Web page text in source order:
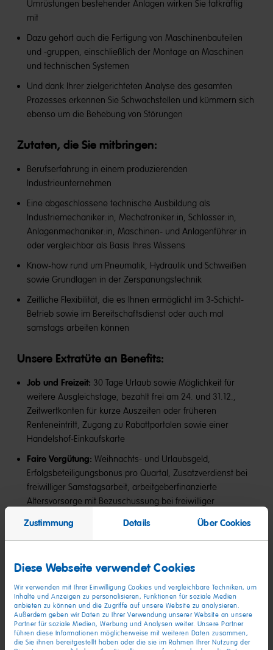
Zustimmung Details Über Cookies
Diese Webseite verwendet Cookies
Wir verwenden mit Ihrer Einwilligung Cookies und vergleichbare Techniken, um
Inhalte und Anzeigen zu personalisieren, Funktionen für soziale Medien
anbieten zu können und die Zugriffe auf unsere Website zu analysieren.
Außerdem geben wir Daten zu Ihrer Verwendung unserer Website an unsere
Partner für soziale Medien, Werbung und Analysen weiter. Unsere Partner
führen diese Informationen möglicherweise mit weiteren Daten zusammen,
die Sie ihnen bereitgestellt haben oder die sie im Rahmen Ihrer Nutzung der
Umrüstungen bestehender Anlagen wirken Sie tatkräftig
mit
Dazu gehört auch die Fertigung von Maschinenbauteilen
und -gruppen, einschließlich der Montage an Maschinen
und technischen Systemen
Und dank Ihrer zielgerichteten Analyse des gesamten
Prozesses erkennen Sie Schwachstellen und kümmern sich
ebenso um die Behebung von Störungen
Zutaten, die Sie mitbringen:
Berufserfahrung in einem produzierenden
Industrieunternehmen
Eine abgeschlossene technische Ausbildung als
Industriemechaniker:in, Mechatroniker:in, Schlosser:in,
Anlagenmechaniker:in, Maschinen- und Anlagenführer:in
oder vergleichbar als Basis Ihres Wissens
Know-how rund um Pneumatik, Hydraulik und Schweißen
sowie Grundlagen in der Zerspanungstechnik
Zeitliche Flexibilität, die es Ihnen ermöglicht im 3-Schicht-
Betrieb sowie im Bereitschaftsdienst oder auch mal
samstags arbeiten können
Unsere Extratüte an Benefits​:
Job und Freizeit: 30 Tage Urlaub sowie Möglichkeit für
weitere Ausgleichstage, bezahlt frei am 24. und 31.12.,
Zeitwertkonten für kurze Auszeiten oder früheren
Renteneintritt, Zugang zu Rabattportalen sowie einer
Handelshof-Einkaufskarte
Faire Vergütung: Weihnachts- und Urlaubsgeld,
Erfolgsbeteiligungsbonus pro Quartal, Zusatzverdienst bei
freiwilliger Samstagsarbeit, arbeitgeberfinanzierte
Altersvorsorge mit Bezuschussung bei freiwilliger
Sports Club, Fahrradleasing über JobRad, Angebote für die
Weiterbildung:Persönliche Entwicklungsangebote,
Seminare, E-Learnings, regelmäßige Feedbackgespräche
24/7-Unterstützung:Begleitung in allen Lebenslagen mit
dem pme Familienservice, 365 Tage unfallversichert